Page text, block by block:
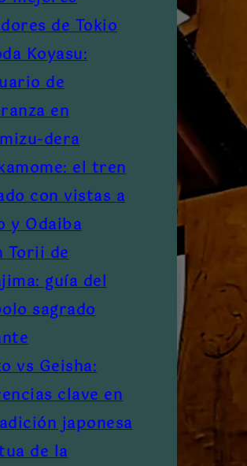
de Tokio
Koyasu:
de
en
dera
el tren
con vistas a
y Odaiba
Torii de
guía del
sagrado
vs Geisha:
clave en
japonesa
de la